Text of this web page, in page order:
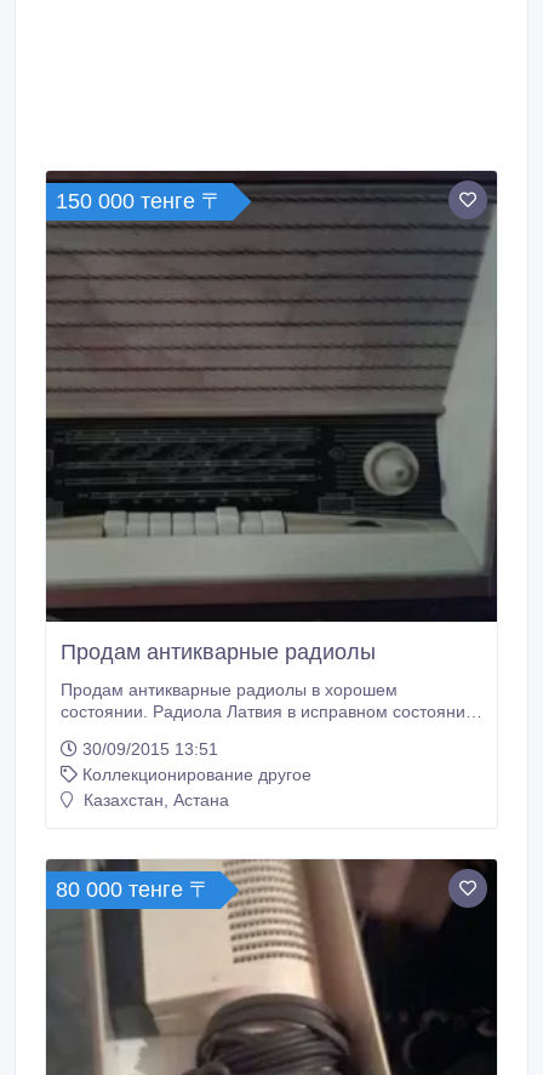
150 000 тенге 〒
Продам антикварные радиолы
Продам антикварные радиолы в хорошем
состоянии. Радиола Латвия в исправном состоянии,
изготовления к сожалению не известен, примерно
50-60. Вторая неисправна, но к ней есть запасные
лампы. Год выпуска неизвестен, но примерно 40-
30/09/2015 13:51
Коллекционирование другое
Казахстан, Астана
80 000 тенге 〒